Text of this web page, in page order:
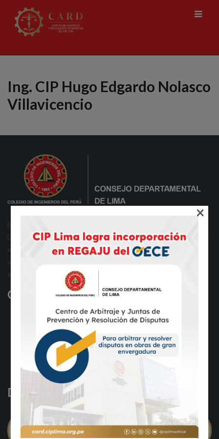
Ing. CIP Hugo Edgardo Nolasco
Villavicencio
El Centro de Arbitraje y Resolución de Disputas del Consejo
Departamental de Lima del Colegio de Ingenieros del Perú, en adelante
el CARD, es un ente encargado de la dirección y administración de
unidades de solución de conflicto, orientadas a brindar a la sociedad
alternativas eficientes para la solución de controversias.
Contáctenos
Lunes a viernes, de 8:30 a 12:30 horas y de 13:30 a 18:00 horas.
Correos electrónicos:
mesadepartescard@ciplima.org.pe
mesadepartesjrd@ciplima.org.pe
Denuncias de soborno
×